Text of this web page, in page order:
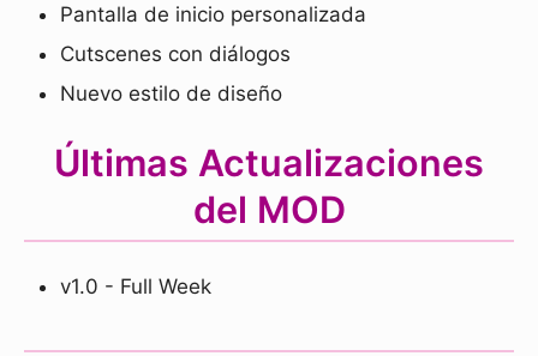
Pantalla de inicio personalizada
Cutscenes con diálogos
Nuevo estilo de diseño
Últimas Actualizaciones
del MOD
v1.0 - Full Week